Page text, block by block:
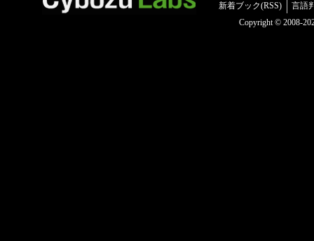
新着ブック(RSS)
言語
Copyright © 2008-